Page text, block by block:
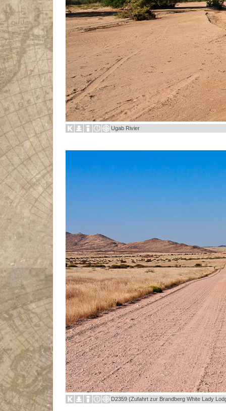
Ugab Rivier
D2359 (Zufahrt zur Brandberg White Lady